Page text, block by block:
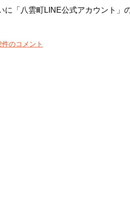
に「八雲町LINE公式アカウント」
件のコメント